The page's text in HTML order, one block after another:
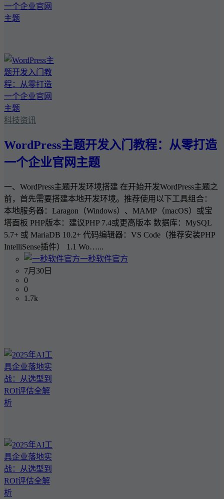
科技资讯
WordPress主题开发入门教程：从零打造
一个企业官网主题
一、WordPress主题开发环境搭建 在开始开发WordPress主题之
前，首先需要搭建本地开发环境。推荐使用以下工具组合：
本地服务器：Laragon（Windows）、MAMP（macOS）或宝
塔面板 PHP版本：建议PHP 7.4或更高版本 数据库：MySQL
5.7+ 或 MariaDB 10.2+ 代码编辑器：VS Code（推荐安装PHP
IntelliSense插件） 1.1 Wo…...
一秒软件官方
7月30日
0
0
1.7k